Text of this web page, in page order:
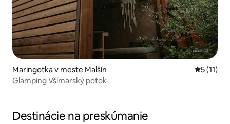
Maringotka v meste Malšín
5 (11)
Glamping Všímarský potok
Destinácie na preskúmanie